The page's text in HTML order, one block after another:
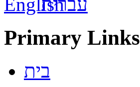
Primary Links
בית